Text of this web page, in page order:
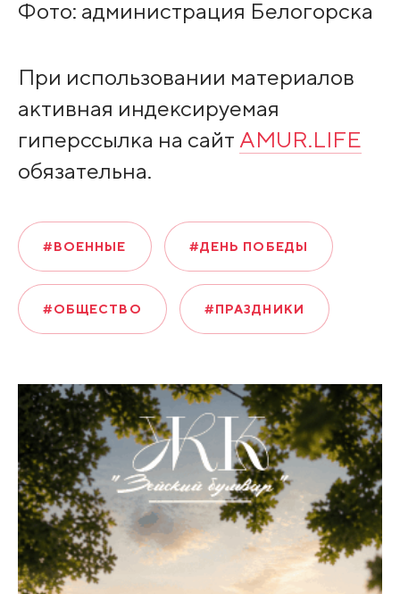
Фото: администрация Белогорска
При использовании материалов
активная индексируемая
гиперссылка на сайт AMUR.LIFE
обязательна.
#ВОЕННЫЕ #ДЕНЬ ПОБЕДЫ
#ОБЩЕСТВО #ПРАЗДНИКИ